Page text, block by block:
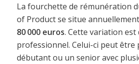
La fourchette de rémunération
of Product se situe annuellement
80 000 euros. Cette variation
professionnel. Celui-ci peut être
débutant ou un senior avec